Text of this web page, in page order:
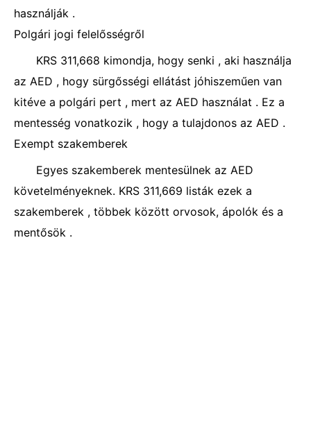
használják .
Polgári jogi felelősségről
KRS 311,668 kimondja, hogy senki , aki használja
az AED , hogy sürgősségi ellátást jóhiszeműen van
kitéve a polgári pert , mert az AED használat . Ez a
mentesség vonatkozik , hogy a tulajdonos az AED .
Exempt szakemberek
Egyes szakemberek mentesülnek az AED
követelményeknek. KRS 311,669 listák ezek a
szakemberek , többek között orvosok, ápolók és a
mentősök .